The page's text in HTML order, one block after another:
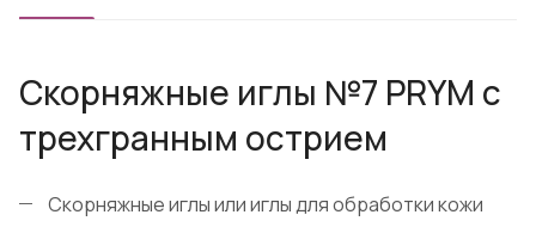
Скорняжные иглы №7 PRYM с
трехгранным острием
Скорняжные иглы или иглы для обработки кожи